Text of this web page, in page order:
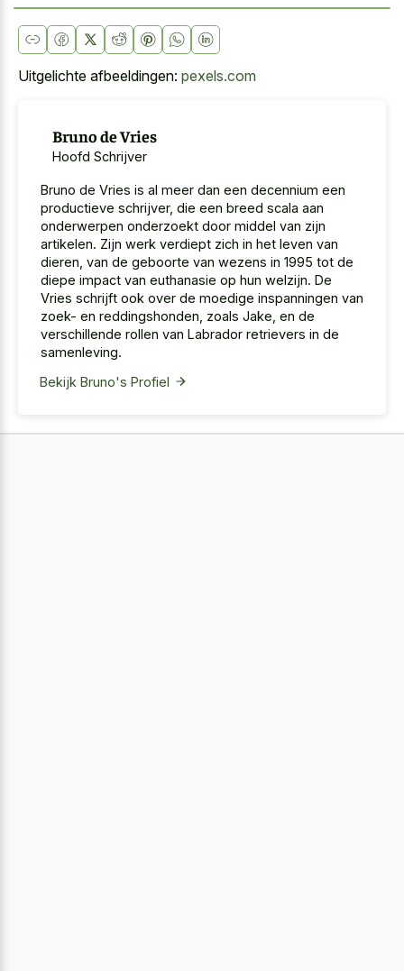
Uitgelichte afbeeldingen: pexels.com
Bruno de Vries
Hoofd Schrijver
Bruno de Vries is al meer dan een decennium een
productieve schrijver, die een breed scala aan
onderwerpen onderzoekt door middel van zijn
artikelen. Zijn werk verdiept zich in het leven van
dieren, van de geboorte van wezens in 1995 tot de
diepe impact van euthanasie op hun welzijn. De
Vries schrijft ook over de moedige inspanningen van
zoek- en reddingshonden, zoals Jake, en de
verschillende rollen van Labrador retrievers in de
samenleving.
Bekijk Bruno's Profiel